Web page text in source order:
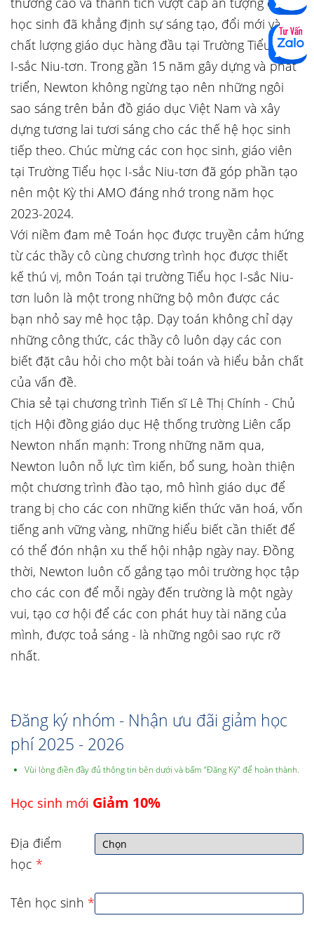
học sinh đã khẳng định sự sáng tạo, đổi mới và
chất lượng giáo dục hàng đầu tại Trường Tiểu học
I-sắc Niu-tơn. Trong gần 15 năm gây dựng và phát
triển, Newton không ngừng tạo nên những ngôi
sao sáng trên bản đồ giáo dục Việt Nam và xây
dựng tương lai tươi sáng cho các thế hệ học sinh
tiếp theo. Chúc mừng các con học sinh, giáo viên
tại Trường Tiểu học I-sắc Niu-tơn đã góp phần tạo
nên một Kỳ thi AMO đáng nhớ trong năm học
2023-2024.
Với niềm đam mê Toán học được truyền cảm hứng
từ các thầy cô cùng chương trình học được thiết
kế thú vị, môn Toán tại trường Tiểu học I-sắc Niu-
tơn luôn là một trong những bộ môn được các
bạn nhỏ say mê học tập. Dạy toán không chỉ dạy
những công thức, các thầy cô luôn dạy các con
biết đặt câu hỏi cho một bài toán và hiểu bản chất
của vấn đề.
Chia sẻ tại chương trình Tiến sĩ Lê Thị Chính - Chủ
tịch Hội đồng giáo dục Hệ thống trường Liên cấp
Newton nhấn mạnh: Trong những năm qua,
Newton luôn nỗ lực tìm kiến, bổ sung, hoàn thiện
một chương trình đào tạo, mô hình giáo dục để
trang bị cho các con những kiến thức văn hoá, vốn
tiếng anh vững vàng, những hiểu biết cần thiết để
có thể đón nhận xu thế hội nhập ngày nay. Đồng
thời, Newton luôn cố gắng tạo môi trường học tập
cho các con để mỗi ngày đến trường là một ngày
vui, tạo cơ hội để các con phát huy tài năng của
mình, được toả sáng - là những ngôi sao rực rỡ
nhất.
Đăng ký nhóm - Nhận ưu đãi giảm học
phí 2025 - 2026
Vùi lòng điền đầy đủ thông tin bên dưới và bấm “Đăng Ký” để hoàn thành.
Học sinh mới Giảm 10%
Địa điểm
học *
Tên học sinh *